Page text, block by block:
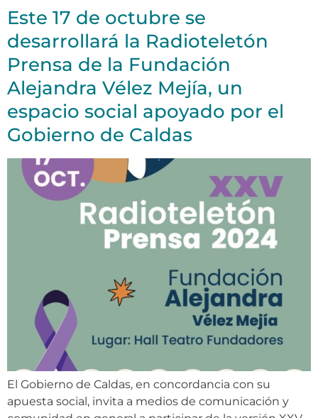
Este 17 de octubre se
desarrollará la Radioteletón
Prensa de la Fundación
Alejandra Vélez Mejía, un
espacio social apoyado por el
Gobierno de Caldas
El Gobierno de Caldas, en concordancia con su
apuesta social, invita a medios de comunicación y